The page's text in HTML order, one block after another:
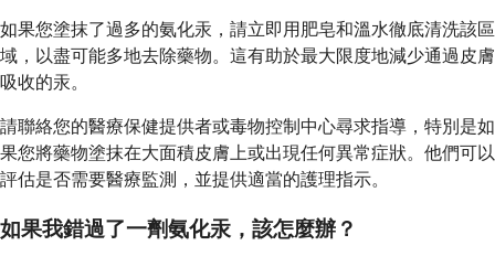
如果您塗抹了過多的氨化汞，請立即用肥皂和溫水徹底清洗該區
域，以盡可能多地去除藥物。這有助於最大限度地減少通過皮膚
吸收的汞。
請聯絡您的醫療保健提供者或毒物控制中心尋求指導，特別是如
果您將藥物塗抹在大面積皮膚上或出現任何異常症狀。他們可以
評估是否需要醫療監測，並提供適當的護理指示。
如果我錯過了一劑氨化汞，該怎麼辦？